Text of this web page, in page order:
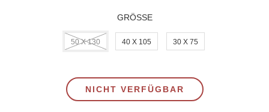
GRÖSSE
50 X 130 40 X 105 30 X 75
NICHT VERFÜGBAR